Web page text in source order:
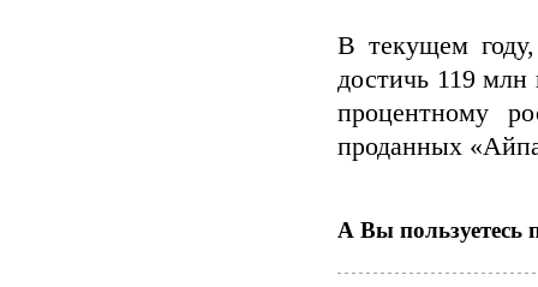
В текущем
достичь 119 млн
процентному
проданных
А Вы пользуетесь